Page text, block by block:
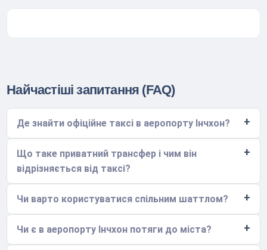
Найчастіші запитання (FAQ)
Де знайти офіційне таксі в аеропорту Інчхон?
Що таке приватний трансфер і чим він
відрізняється від таксі?
Чи варто користуватися спільним шаттлом?
Чи є в аеропорту Інчхон потяги до міста?